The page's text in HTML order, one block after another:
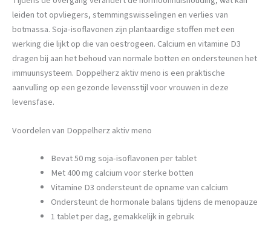
leiden tot opvliegers, stemmingswisselingen en verlies van
botmassa. Soja-isoflavonen zijn plantaardige stoffen met een
werking die lijkt op die van oestrogeen. Calcium en vitamine D3
dragen bij aan het behoud van normale botten en ondersteunen het
immuunsysteem. Doppelherz aktiv meno is een praktische
aanvulling op een gezonde levensstijl voor vrouwen in deze
levensfase.
Voordelen van Doppelherz aktiv meno
Bevat 50 mg soja-isoflavonen per tablet
Met 400 mg calcium voor sterke botten
Vitamine D3 ondersteunt de opname van calcium
Ondersteunt de hormonale balans tijdens de menopauze
1 tablet per dag, gemakkelijk in gebruik